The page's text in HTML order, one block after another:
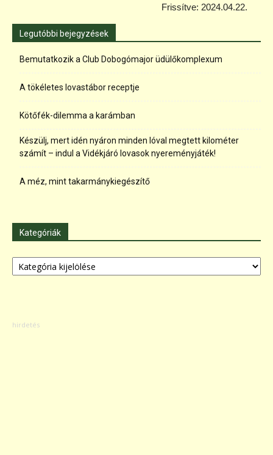
Frissítve: 2024.04.22.
Legutóbbi bejegyzések
Bemutatkozik a Club Dobogómajor üdülőkomplexum
A tökéletes lovastábor receptje
Kötőfék-dilemma a karámban
Készülj, mert idén nyáron minden lóval megtett kilométer
számít – indul a Vidékjáró lovasok nyereményjáték!
A méz, mint takarmánykiegészítő
Kategóriák
Kategóriák